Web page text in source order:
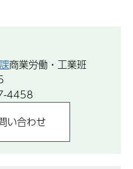
商業労働・工業班
4458